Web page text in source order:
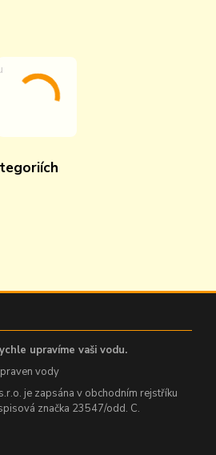
upravíme vaši vodu.
vody
je zapsána v obchodním rejstříku
značka 23547/odd. C.